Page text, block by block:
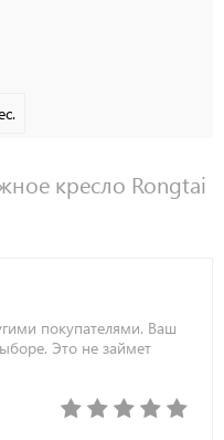
кресло Rongtai
покупателями. Ваш
Это не займет